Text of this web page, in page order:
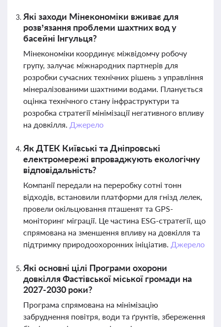
Які заходи Мінекономіки вживає для
розв’язання проблеми шахтних вод у
басейні Інгульця?
Мінекономіки координує міжвідомчу робочу
групу, залучає міжнародних партнерів для
розробки сучасних технічних рішень з управління
мінералізованими шахтними водами. Планується
оцінка технічного стану інфраструктури та
розробка стратегії мінімізації негативного впливу
на довкілля. Джерело
Як ДТЕК Київські та Дніпровські
електромережі впроваджують екологічну
відповідальність?
Компанії передали на переробку сотні тонн
відходів, встановили платформи для гнізд лелек,
провели окільцювання пташенят та GPS-
моніторинг міграції. Це частина ESG-стратегії, що
спрямована на зменшення впливу на довкілля та
підтримку природоохоронних ініціатив. Джерело
Які основні цілі Програми охорони
довкілля Фастівської міської громади на
2027-2030 роки?
Програма спрямована на мінімізацію
забруднення повітря, води та ґрунтів, збереження